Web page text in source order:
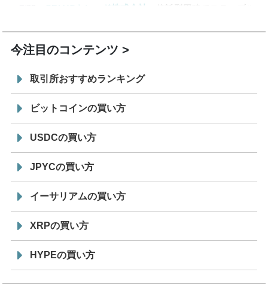
7/29
SBI VCトレード株式会社
信託型円建てステーブル
今注目のコンテンツ
取引所おすすめランキング
ビットコインの買い方
USDCの買い方
JPYCの買い方
イーサリアムの買い方
XRPの買い方
HYPEの買い方